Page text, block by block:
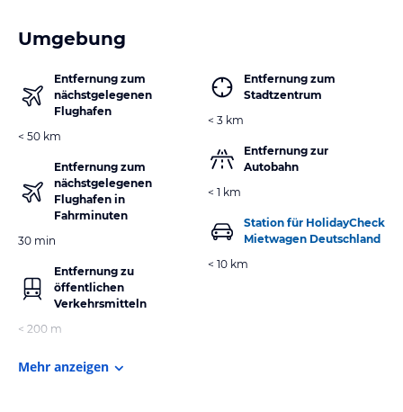
Umgebung
Entfernung zum
nächstgelegenen
Flughafen
< 50 km
Entfernung zum
nächstgelegenen
Flughafen in
Fahrminuten
30 min
Entfernung zu
öffentlichen
Verkehrsmitteln
< 200 m
Entfernung zum
Stadtzentrum
< 3 km
Entfernung zur
Autobahn
< 1 km
Station für HolidayCheck
Mietwagen Deutschland
< 10 km
Mehr anzeigen